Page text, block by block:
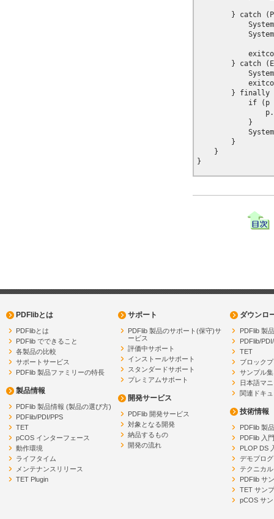
} catch
} catch
} finally
if (p
            }
        }
    }
PDFlibとは
PDFlibとは
PDFlib でできること
各製品の比較
サポートサービス
PDFlib 製品ファミリーの特長
製品情報
PDFlib 製品情報 (製品の選び方)
PDFlib/PDI/PPS
TET
pCOS インターフェース
動作環境
ライフタイム
メンテナンスリリース
TET Plugin
サポート
PDFlib 製品のサポート(保守)サ
ービス
評価中サポート
インストールサポート
スタンダードサポート
プレミアムサポート
開発サービス
PDFlib 開発サービス
対象となる開発
納品するもの
開発の流れ
ダウンロ
PDFlib 製
PDFlib/
TET
ブロック
サンプル集
日本語マ
関連ドキ
技術情報
PDFlib 製
PDFlib 入門
PLOP DS
デモプロ
テクニカ
PDFlib サ
TET サン
pCOS サ